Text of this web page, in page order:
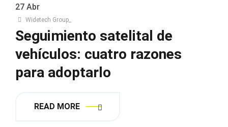
27 Abr
Widetech Group_
Seguimiento satelital de
vehículos: cuatro razones
para adoptarlo
READ MORE